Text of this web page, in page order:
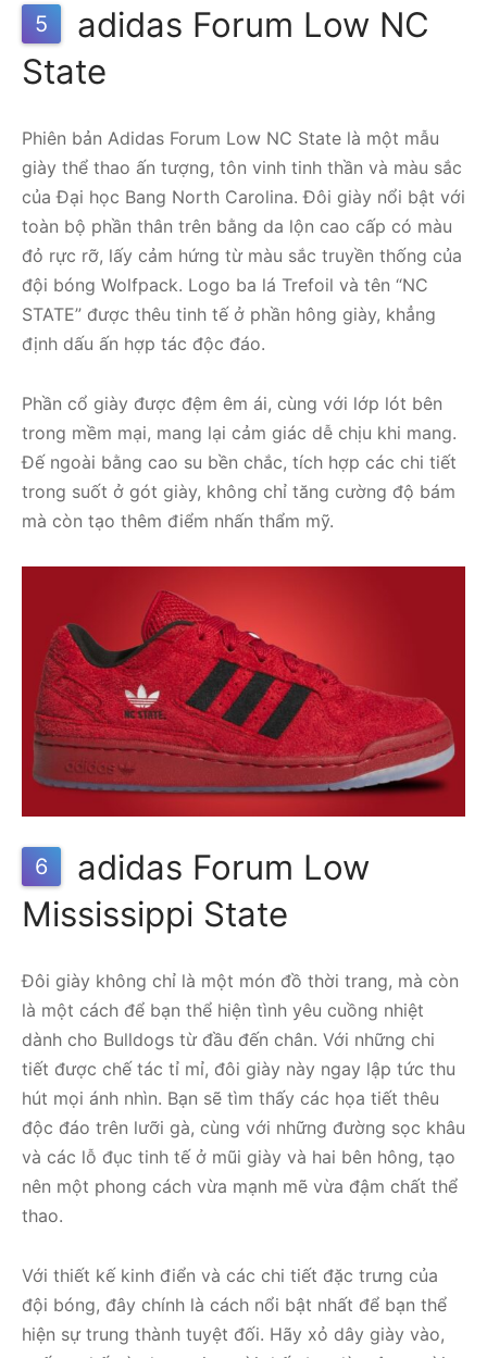
5
adidas Forum Low NC
State
Phiên bản Adidas Forum Low NC State là một mẫu
giày thể thao ấn tượng, tôn vinh tinh thần và màu sắc
của Đại học Bang North Carolina. Đôi giày nổi bật với
toàn bộ phần thân trên bằng da lộn cao cấp có màu
đỏ rực rỡ, lấy cảm hứng từ màu sắc truyền thống của
đội bóng Wolfpack. Logo ba lá Trefoil và tên “NC
STATE” được thêu tinh tế ở phần hông giày, khẳng
định dấu ấn hợp tác độc đáo.
Phần cổ giày được đệm êm ái, cùng với lớp lót bên
trong mềm mại, mang lại cảm giác dễ chịu khi mang.
Đế ngoài bằng cao su bền chắc, tích hợp các chi tiết
trong suốt ở gót giày, không chỉ tăng cường độ bám
mà còn tạo thêm điểm nhấn thẩm mỹ.
6
adidas Forum Low
Mississippi State
Đôi giày không chỉ là một món đồ thời trang, mà còn
là một cách để bạn thể hiện tình yêu cuồng nhiệt
dành cho Bulldogs từ đầu đến chân. Với những chi
tiết được chế tác tỉ mỉ, đôi giày này ngay lập tức thu
hút mọi ánh nhìn. Bạn sẽ tìm thấy các họa tiết thêu
độc đáo trên lưỡi gà, cùng với những đường sọc khâu
và các lỗ đục tinh tế ở mũi giày và hai bên hông, tạo
nên một phong cách vừa mạnh mẽ vừa đậm chất thể
thao.
Với thiết kế kinh điển và các chi tiết đặc trưng của
đội bóng, đây chính là cách nổi bật nhất để bạn thể
hiện sự trung thành tuyệt đối. Hãy xỏ dây giày vào,